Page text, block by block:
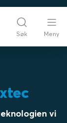
Søk Meny
vi